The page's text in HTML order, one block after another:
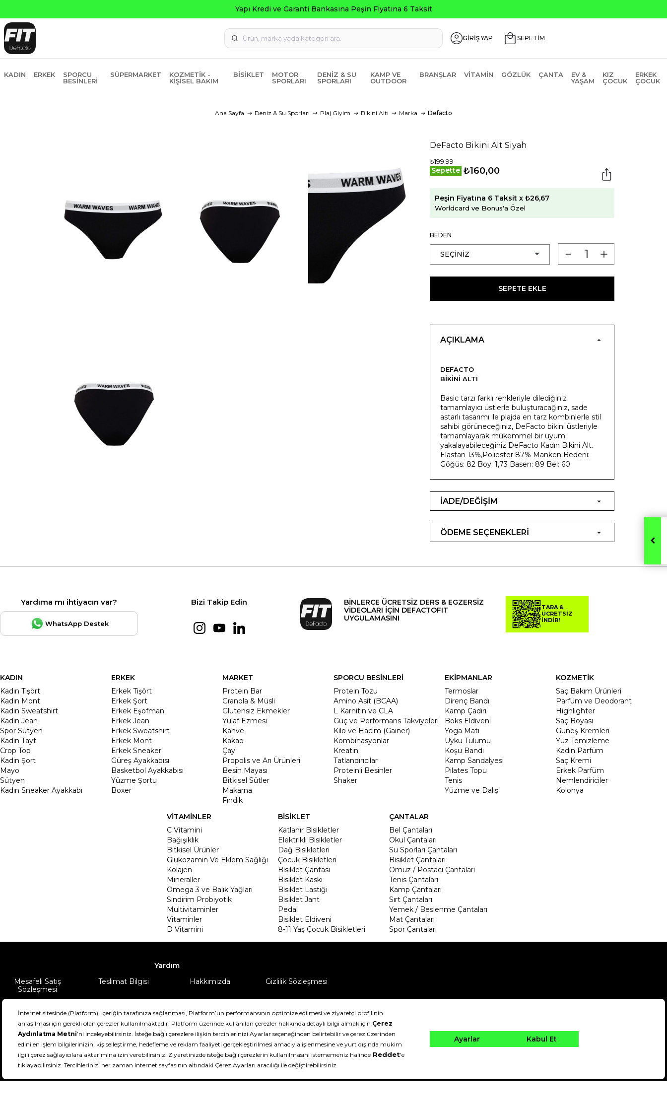
GİRİŞ YAP SEPETİM
KADIN ERKEK
SPORCU
BESINLERI
SÜPERMARKET
KOZMETIK -
KIŞISEL BAKIM
BISIKLET
MOTOR
SPORLARI
DENIZ & SU
SPORLARI
KAMP VE
OUTDOOR
BRANŞLAR VITAMIN GÖZLÜK ÇANTA
EV &
YAŞAM
KIZ
ÇOCUK
ERKEK
ÇOCUK
Ana Sayfa Deniz & Su Sporları Plaj Giyim Bikini Altı Marka Defacto
DeFacto Bikini Alt Siyah
₺199,99
Sepette ₺160,00
Peşin Fiyatına 6 Taksit x ₺26,67
Worldcard ve Bonus'a Özel
BEDEN
SEPETE EKLE
AÇIKLAMA
DEFACTO
BIKINI ALTI
Basic tarzı farklı renkleriyle dilediğiniz
tamamlayıcı üstlerle buluşturacağınız, sade
astarlı tasarımı ile plajda en tarz kombinlerle stil
sahibi görüneceğiniz, DeFacto bikini üstleriyle
tamamlayarak mükemmel bir uyum
yakalayabileceğiniz DeFacto Kadın Bikini Alt.
Elastan 13%,Poliester 87% Manken Bedeni:
Göğüs: 82 Boy: 1,73 Basen: 89 Bel: 60
İADE/DEĞİŞİM
ÖDEME SEÇENEKLERİ
Yardıma mı ihtiyacın var?
WhatsApp Destek
Bizi Takip Edin
BİNLERCE ÜCRETSİZ DERS & EGZERSİZ
VİDEOLARI İÇİN DEFACTOFIT
UYGULAMASINI
TARA &
ÜCRETSİZ
İNDİR!
KADIN
Kadın Tişört
Kadın Mont
Kadın Sweatshirt
Kadın Jean
Spor Sütyen
Kadın Tayt
Crop Top
Kadin Şort
Mayo
Sütyen
Kadın Sneaker Ayakkabı
ERKEK
Erkek Tişört
Erkek Şort
Erkek Eşofman
Erkek Jean
Erkek Sweatshirt
Erkek Mont
Erkek Sneaker
Güreş Ayakkabısı
Basketbol Ayakkabısı
Yüzme Şortu
Boxer
MARKET
Protein Bar
Granola & Müsli
Glutensiz Ekmekler
Yulaf Ezmesi
Kahve
Kakao
Çay
Propolis ve Arı Ürünleri
Besin Mayası
Bitkisel Sütler
Makarna
Fındık
SPORCU BESİNLERİ
Protein Tozu
Amino Asit (BCAA)
L Karnitin ve CLA
Güç ve Performans Takviyeleri
Kilo ve Hacim (Gainer)
Kombinasyonlar
Kreatin
Tatlandırıcılar
Proteinli Besinler
Shaker
EKİPMANLAR
Termoslar
Direnç Bandı
Kamp Çadırı
Boks Eldiveni
Yoga Matı
Uyku Tulumu
Koşu Bandı
Kamp Sandalyesi
Pilates Topu
Tenis
Yüzme ve Dalış
KOZMETİK
Saç Bakım Ürünleri
Parfüm ve Deodorant
Highlighter
Saç Boyası
Güneş Kremleri
Yüz Temizleme
Kadın Parfüm
Saç Kremi
Erkek Parfüm
Nemlendiriciler
Kolonya
VİTAMİNLER
C Vitamini
Bağışıklık
Bitkisel Ürünler
Glukozamin Ve Eklem Sağlığı
Kolajen
Mineraller
Omega 3 ve Balık Yağları
Sindirim Probiyotik
Multivitaminler
Vitaminler
D Vitamini
BİSİKLET
Katlanır Bisikletler
Elektrikli Bisikletler
Dağ Bisikletleri
Çocuk Bisikletleri
Bisiklet Çantası
Bisiklet Kaskı
Bisiklet Lastiği
Bisiklet Jant
Pedal
Bisiklet Eldiveni
8-11 Yaş Çocuk Bisikletleri
ÇANTALAR
Bel Çantaları
Okul Çantaları
Su Sporları Çantaları
Bisiklet Çantaları
Omuz / Postacı Çantaları
Tenis Çantaları
Kamp Çantaları
Sırt Çantaları
Yemek / Beslenme Çantaları
Mat Çantaları
Spor Çantaları
Yardım
Mesafeli Satış
Sözleşmesi
Teslimat Bilgisi Hakkımızda Gizlilik Sözleşmesi
DeFactoFIT ©️ 2022-2026. Tüm hakları saklıdır.